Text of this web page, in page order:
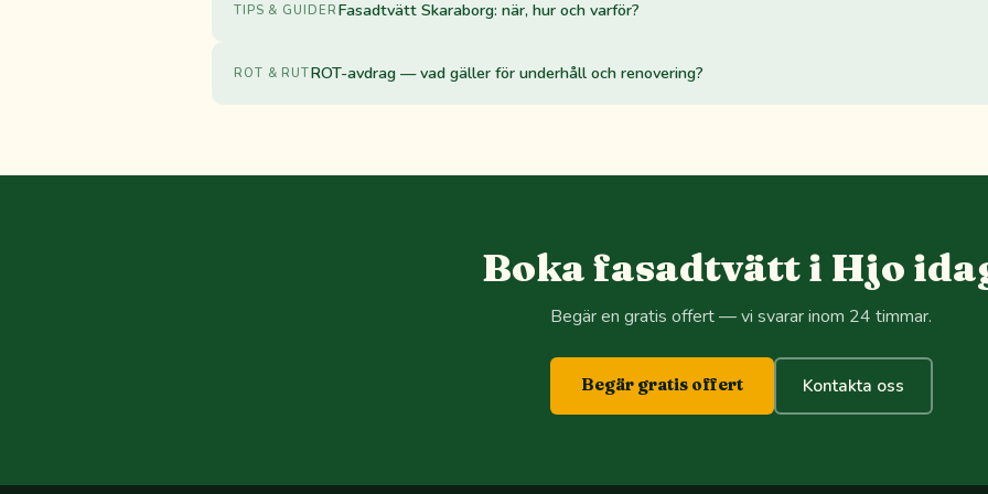
TIPS & GUIDER Fasadtvätt Skaraborg: när, hur och varför?
ROT & RUTROT-avdrag — vad gäller för underhåll och renovering?
Boka fasadtvätt i Hjo
Begär en gratis offert — vi svarar inom 24 timmar.
Begär gratis offert Kontakta oss